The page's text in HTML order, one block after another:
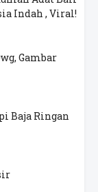
Indah , Viral!
Gambar
Baja Ringan